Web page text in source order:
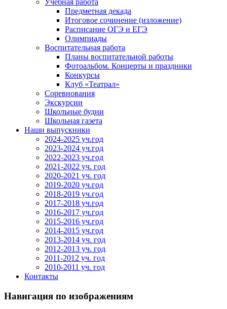
Учебная работа
Предметная декада
Итоговое сочинение (изложение)
Расписание ОГЭ и ЕГЭ
Олимпиады
Воспитательная работа
Планы воспитательной работы
Фотоальбом. Концерты и праздники
Конкурсы
Клуб «Театрал»
Соревнования
Экскурсии
Школьные будни
Школьная газета
Наши выпускники
2024-2025 уч.год
2023-2024 уч.год
2022-2023 уч.год
2021-2022 уч. год
2020-2021 уч. год
2019-2020 уч.год
2018-2019 уч.год
2017-2018 уч.год
2016-2017 уч.год
2015-2016 уч.год
2014-2015 уч.год
2013-2014 уч. год
2012-2013 уч. год
2011-2012 уч. год
2010-2011 уч. год
Контакты
Навигация по изображениям